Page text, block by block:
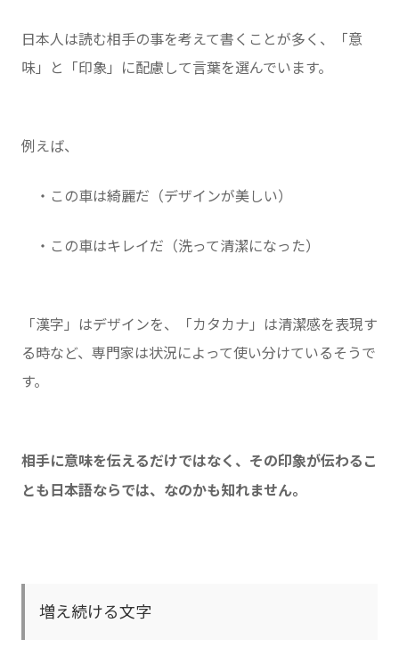
日本人は読む相手の事を考えて書くことが多く、「意
味」と「印象」に配慮して言葉を選んでいます。
例えば、
・この車は綺麗だ（デザインが美しい）
・この車はキレイだ（洗って清潔になった）
「漢字」はデザインを、「カタカナ」は清潔感を表現す
る時など、専門家は状況によって使い分けているそうで
す。
相手に意味を伝えるだけではなく、その印象が伝わるこ
とも日本語ならでは、なのかも知れません。
増え続ける文字